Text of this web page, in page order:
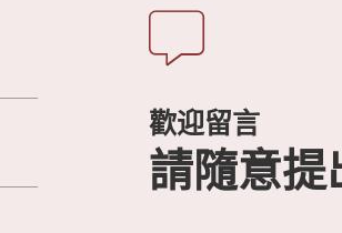
歡迎留言
請隨意提